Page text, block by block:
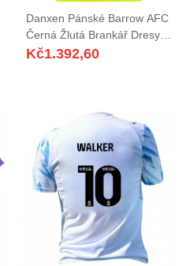
Danxen Pánské Barrow AFC
Černá Žlutá Brankář Dresy
2025/26 Dres
Kč1.392,60